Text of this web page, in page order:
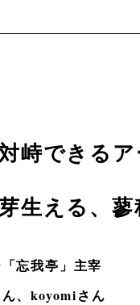
峙できる
生える、
忘我亭」主宰
、koyomiさん